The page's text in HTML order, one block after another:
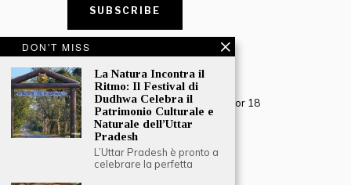
Creative Travel Pvt. Ltd.
Creative Plaza, 283 Udyog Vihar Phase 2, Sector 18
Gurugram, Haryana – 122016, India
engage@southasiatraveljournal.com
DON'T MISS
La Natura Incontra il
Ritmo: Il Festival di
Dudhwa Celebra il
Patrimonio Culturale e
Naturale dell’Uttar
Pradesh
L’Uttar Pradesh è pronto a
celebrare la perfetta